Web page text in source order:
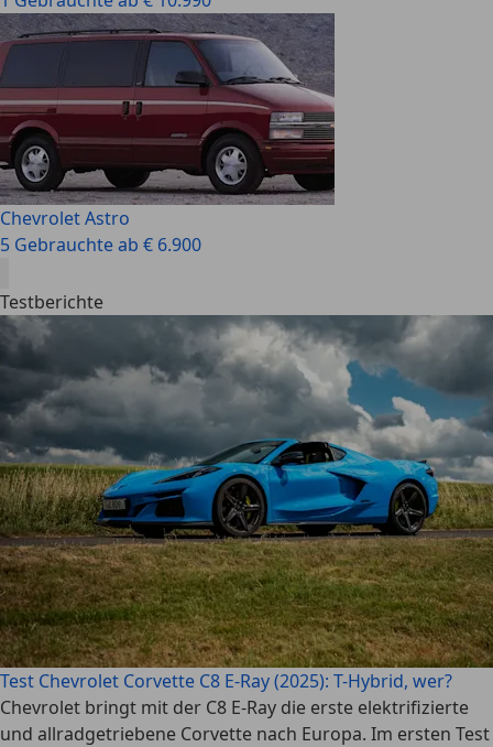
Chevrolet Astro
5 Gebrauchte ab € 6.900
Testberichte
Test Chevrolet Corvette C8 E-Ray (2025): T-Hybrid, wer?
Chevrolet bringt mit der C8 E-Ray die erste elektrifizierte
und allradgetriebene Corvette nach Europa. Im ersten Test